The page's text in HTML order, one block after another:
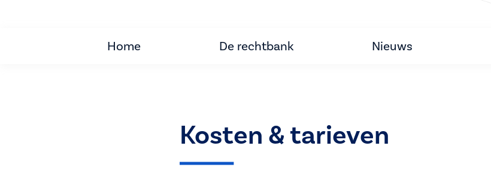
Home De rechtbank Nieuws
Kosten & tarieven